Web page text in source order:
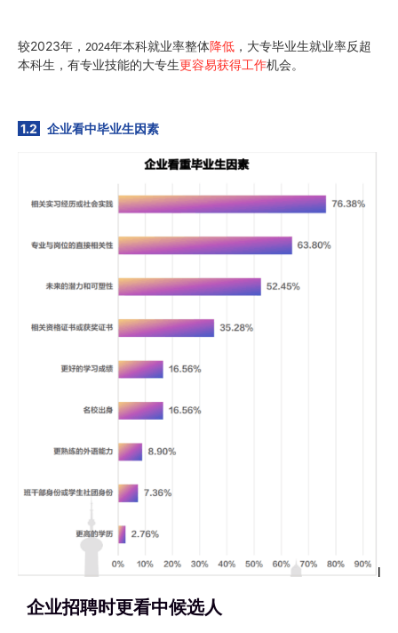
较2023年， 2024年本科就业率整体降低 ，大专毕业生就业率反超
本科生，有专业技能的大专生更容易获得工作机会。
1.2 企业看中毕业生因素
企业招聘时更看中候选人